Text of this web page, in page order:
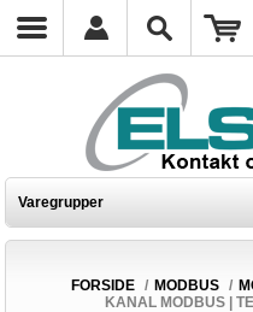
Varegrupper
FORSIDE / MODBUS /
KANAL MODBUS |